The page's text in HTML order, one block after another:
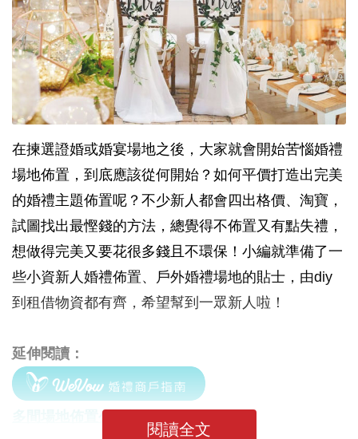
在揀選證婚或婚宴場地之後，大家就會開始苦惱婚禮
場地佈置，到底應該從何開始？如何平價打造出完美
的婚禮主題佈置呢？不少新人都會四出格價、淘寶，
試圖找出最慳錢的方法，總覺得不佈置又有點失禮，
想做得完美又要花很多錢且不環保！小編就準備了一
些小資新人婚禮佈置、戶外婚禮場地的貼士，由diy
到租借物資都有齊，希望幫到一眾新人啦！
延伸閱讀：
多間場地佈置公司推介
閱讀全文